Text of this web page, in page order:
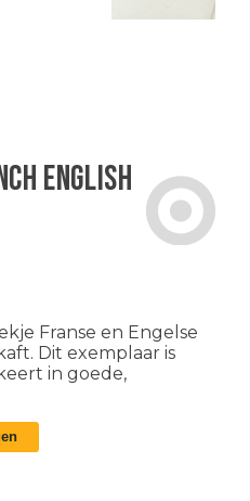
English
Franse en Engelse
Dit exemplaar is
in goede,